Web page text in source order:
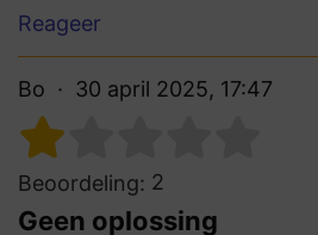
Reageer
Bo 30 april 2025, 17:47
Beoordeling: 2
Geen oplossing